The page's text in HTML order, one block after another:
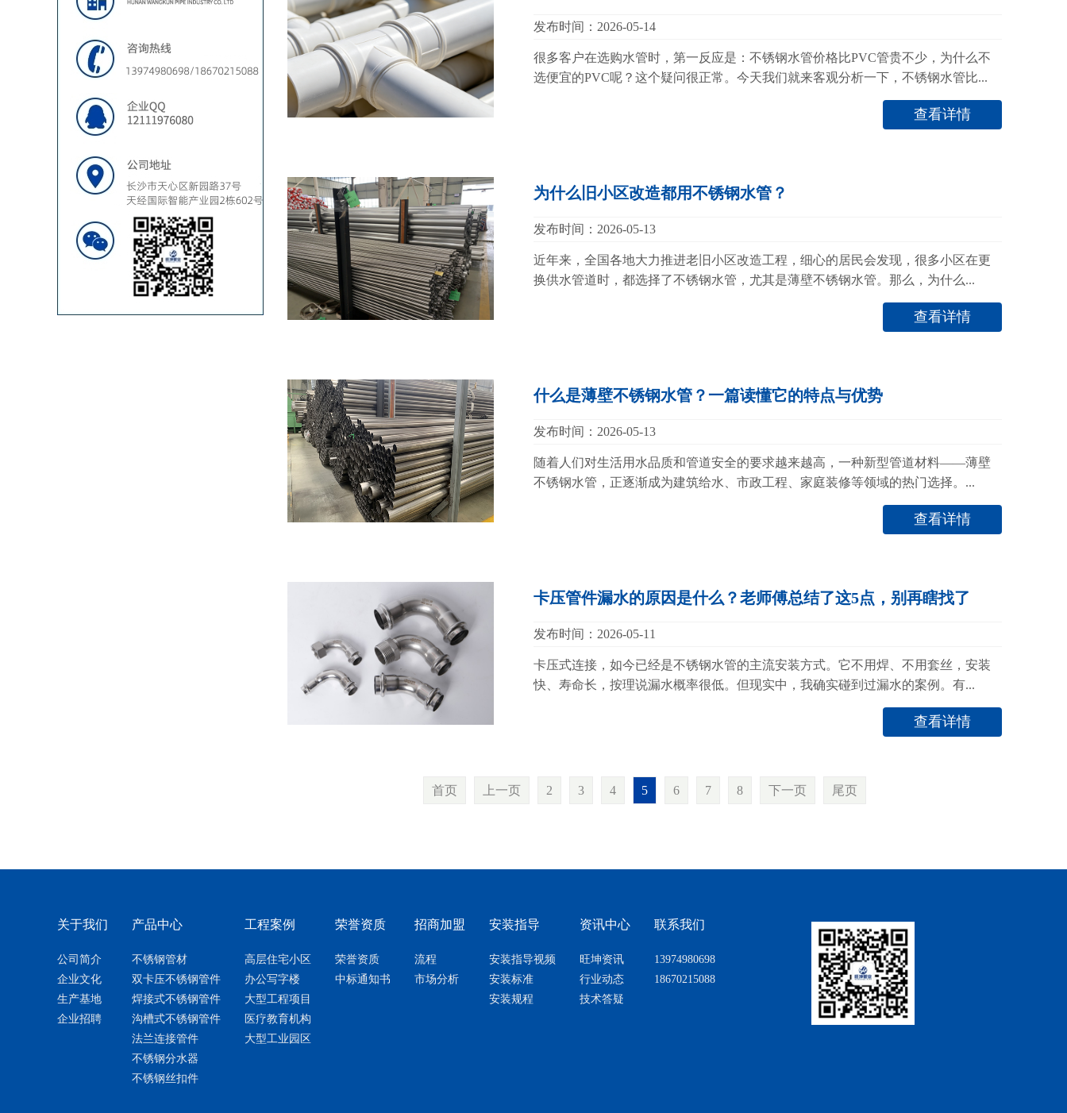
发布时间：2026-05-14
很多客户在选购水管时，第一反应是：不锈钢水管价格比PVC管贵不少，为什么不
选便宜的PVC呢？这个疑问很正常。今天我们就来客观分析一下，不锈钢水管比...
查看详情
为什么旧小区改造都用不锈钢水管？
发布时间：2026-05-13
近年来，全国各地大力推进老旧小区改造工程，细心的居民会发现，很多小区在更
换供水管道时，都选择了不锈钢水管，尤其是薄壁不锈钢水管。那么，为什么...
查看详情
什么是薄壁不锈钢水管？一篇读懂它的特点与优势
发布时间：2026-05-13
随着人们对生活用水品质和管道安全的要求越来越高，一种新型管道材料——薄壁
不锈钢水管，正逐渐成为建筑给水、市政工程、家庭装修等领域的热门选择。...
查看详情
卡压管件漏水的原因是什么？老师傅总结了这5点，别再瞎找了
发布时间：2026-05-11
卡压式连接，如今已经是不锈钢水管的主流安装方式。它不用焊、不用套丝，安装
快、寿命长，按理说漏水概率很低。但现实中，我确实碰到过漏水的案例。有...
查看详情
首页 上一页 2 3 4 5 6 7 8 下一页 尾页
关于我们
公司简介
企业文化
生产基地
企业招聘
产品中心
不锈钢管材
双卡压不锈钢管件
焊接式不锈钢管件
沟槽式不锈钢管件
法兰连接管件
不锈钢分水器
不锈钢丝扣件
工程案例
高层住宅小区
办公写字楼
大型工程项目
医疗教育机构
大型工业园区
荣誉资质
荣誉资质
中标通知书
招商加盟
流程
市场分析
安装指导
安装指导视频
安装标准
安装规程
资讯中心
旺坤资讯
行业动态
技术答疑
联系我们
13974980698
18670215088